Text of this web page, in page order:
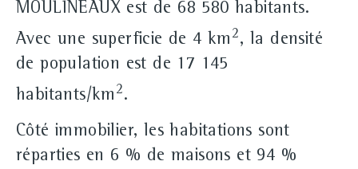
MOULINEAUX est de 68 580 habitants.
Avec une superficie de 4 km 2, la densité
de population est de 17 145
habitants/km 2.
Côté immobilier, les habitations sont
réparties en 6 % de maisons et 94 %